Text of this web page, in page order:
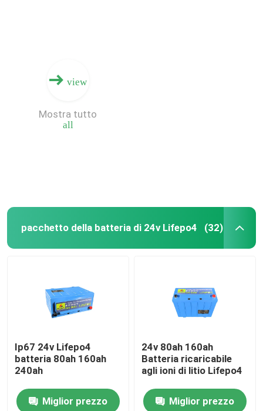
view
all
Mostra tutto
pacchetto della batteria di 24v Lifepo4 (32)
Ip67 24v Lifepo4
batteria 80ah 160ah
240ah
Miglior prezzo
24v 80ah 160ah
Batteria ricaricabile
agli ioni di litio Lifepo4
Miglior prezzo